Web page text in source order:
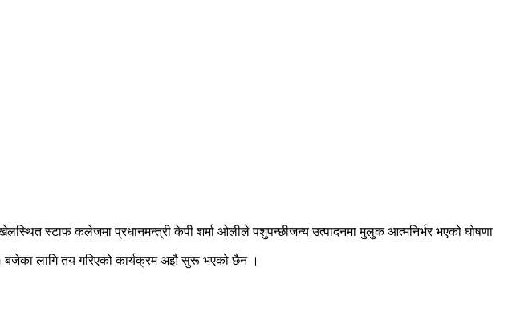
स्टाफ कलेजमा प्रधानमन्त्री केपी शर्मा ओलीले पशुपन्छीजन्य उत्पादनमा मुलुक आत्मनिर्भर भएको घोषणा
बजेका लागि तय गरिएको कार्यक्रम अझै सुरू भएको छैन ।